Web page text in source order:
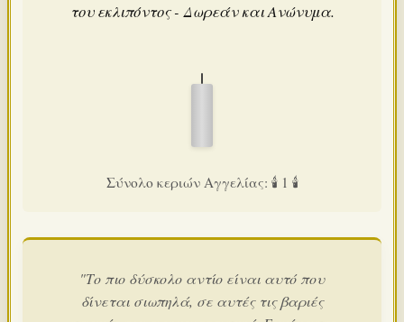
του εκλιπόντος - Δωρεάν και Ανώνυμα.
Σύνολο κεριών Αγγελίας: 🕯️ 1 🕯️
"Το πιο δύσκολο αντίο είναι αυτό που
δίνεται σιωπηλά, σε αυτές τις βαριές